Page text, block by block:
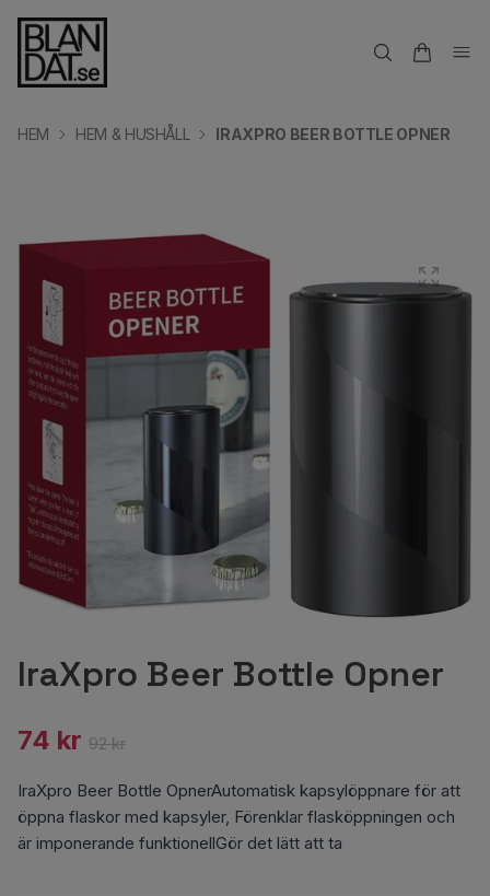
HEM HEM & HUSHÅLL IRAXPRO BEER BOTTLE OPNER
IraXpro Beer Bottle Opner
74 kr 92 kr
IraXpro Beer Bottle OpnerAutomatisk kapsylöppnare för att
öppna flaskor med kapsyler, Förenklar flasköppningen och
är imponerande funktionellGör det lätt att ta